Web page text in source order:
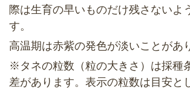
際は生育の早いものだけ残さないよ
す。
高温期は赤紫の発色が淡いことがあ
※タネの粒数（粒の大きさ）は採種
差があります。表示の粒数は目安と